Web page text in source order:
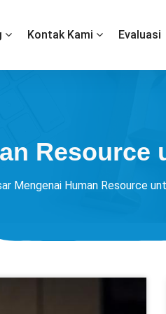
Kontak Kami Evaluasi
Resource
Mengenai Human Resource